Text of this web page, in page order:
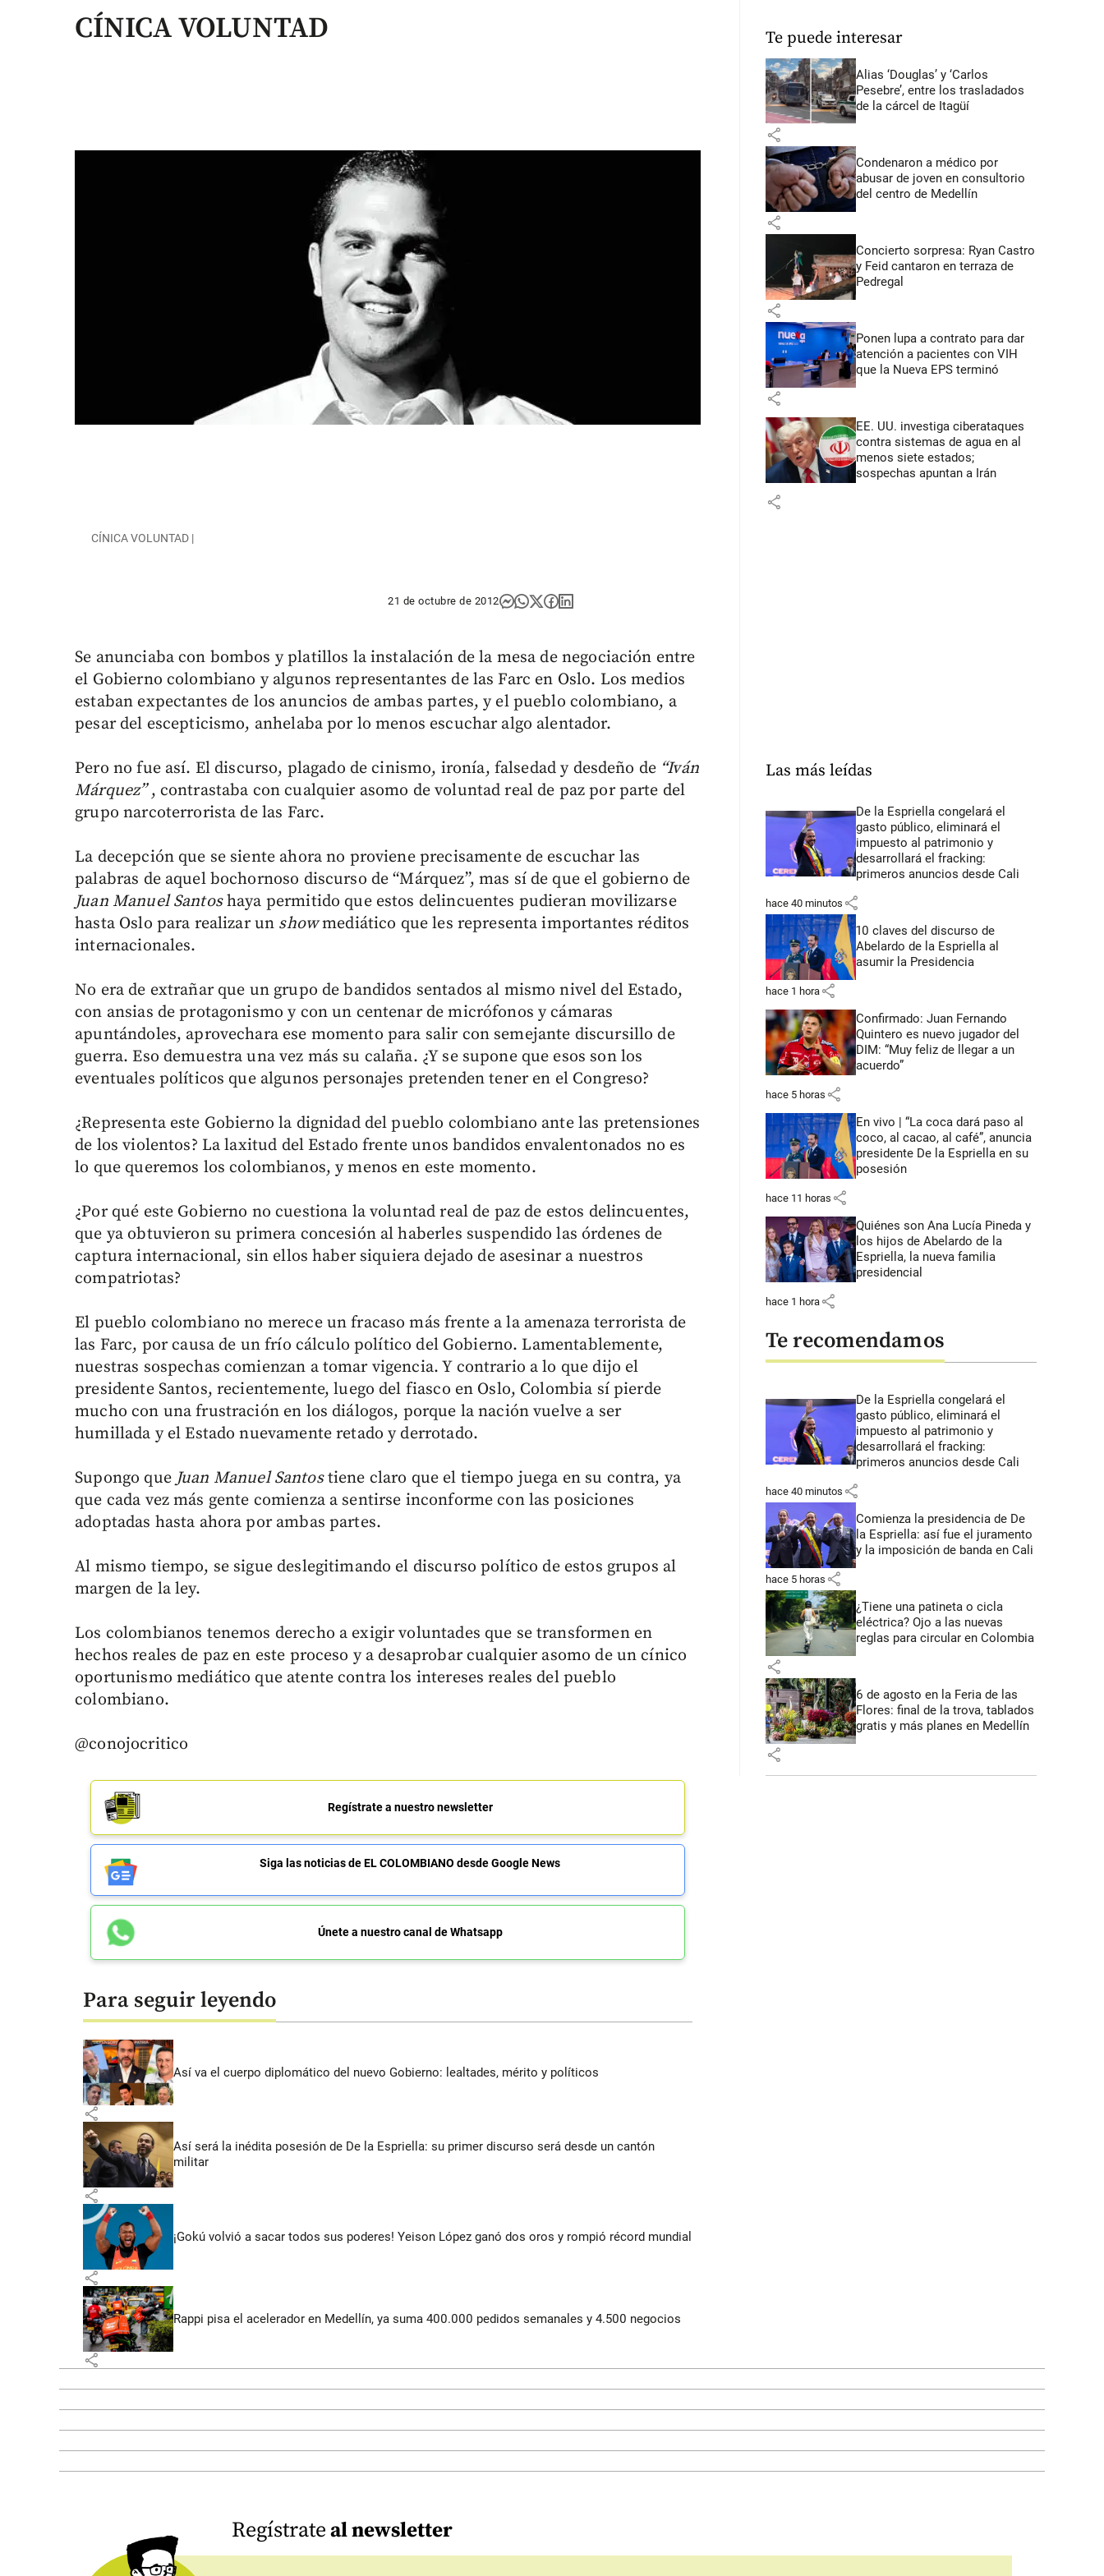
CÍNICA VOLUNTAD
CÍNICA VOLUNTAD |
21 de octubre de 2012
Se anunciaba con bombos y platillos la instalación de la mesa de negociación entre
el Gobierno colombiano y algunos representantes de las Farc en Oslo. Los medios
estaban expectantes de los anuncios de ambas partes, y el pueblo colombiano, a
pesar del escepticismo, anhelaba por lo menos escuchar algo alentador.
Pero no fue así. El discurso, plagado de cinismo, ironía, falsedad y desdeño de “Iván
Márquez”, contrastaba con cualquier asomo de voluntad real de paz por parte del
grupo narcoterrorista de las Farc.
La decepción que se siente ahora no proviene precisamente de escuchar las
palabras de aquel bochornoso discurso de “Márquez”, mas sí de que el gobierno de
Juan Manuel Santoshaya permitido que estos delincuentes pudieran movilizarse
hasta Oslo para realizar un showmediático que les representa importantes réditos
internacionales.
No era de extrañar que un grupo de bandidos sentados al mismo nivel del Estado,
con ansias de protagonismo y con un centenar de micrófonos y cámaras
apuntándoles, aprovechara ese momento para salir con semejante discursillo de
guerra. Eso demuestra una vez más su calaña. ¿Y se supone que esos son los
eventuales políticos que algunos personajes pretenden tener en el Congreso?
¿Representa este Gobierno la dignidad del pueblo colombiano ante las pretensiones
de los violentos? La laxitud del Estado frente unos bandidos envalentonados no es
lo que queremos los colombianos, y menos en este momento.
¿Por qué este Gobierno no cuestiona la voluntad real de paz de estos delincuentes,
que ya obtuvieron su primera concesión al haberles suspendido las órdenes de
captura internacional, sin ellos haber siquiera dejado de asesinar a nuestros
compatriotas?
El pueblo colombiano no merece un fracaso más frente a la amenaza terrorista de
las Farc, por causa de un frío cálculo político del Gobierno. Lamentablemente,
nuestras sospechas comienzan a tomar vigencia. Y contrario a lo que dijo el
presidente Santos, recientemente, luego del fiasco en Oslo, Colombia sí pierde
mucho con una frustración en los diálogos, porque la nación vuelve a ser
humillada y el Estado nuevamente retado y derrotado.
Supongo queJuan Manuel Santostiene claro que el tiempo juega en su contra, ya
que cada vez más gente comienza a sentirse inconforme con las posiciones
adoptadas hasta ahora por ambas partes.
Al mismo tiempo, se sigue deslegitimando el discurso político de estos grupos al
margen de la ley.
Los colombianos tenemos derecho a exigir voluntades que se transformen en
hechos reales de paz en este proceso y a desaprobar cualquier asomo de un cínico
oportunismo mediático que atente contra los intereses reales del pueblo
colombiano.
@conojocritico
Regístrate a nuestro newsletter
Siga las noticias de EL COLOMBIANO desde Google News
Únete a nuestro canal de Whatsapp
Para seguir leyendo
Así va el cuerpo diplomático del nuevo Gobierno: lealtades, mérito y políticos
share
Así será la inédita posesión de De la Espriella: su primer discurso será desde un cantón
militar
share
¡Gokú volvió a sacar todos sus poderes! Yeison López ganó dos oros y rompió récord mundial
share
Rappi pisa el acelerador en Medellín, ya suma 400.000 pedidos semanales y 4.500 negocios
share
Te puede interesar
Alias ‘Douglas’ y ‘Carlos
Pesebre’, entre los trasladados
de la cárcel de Itagüí
share
Condenaron a médico por
abusar de joven en consultorio
del centro de Medellín
share
Concierto sorpresa: Ryan Castro
y Feid cantaron en terraza de
Pedregal
share
Ponen lupa a contrato para dar
atención a pacientes con VIH
que la Nueva EPS terminó
share
EE. UU. investiga ciberataques
contra sistemas de agua en al
menos siete estados;
sospechas apuntan a Irán
share
Las más leídas
De la Espriella congelará el
gasto público, eliminará el
impuesto al patrimonio y
desarrollará el fracking:
primeros anuncios desde Cali
hace 40 minutos share
10 claves del discurso de
Abelardo de la Espriella al
asumir la Presidencia
hace 1 hora share
Confirmado: Juan Fernando
Quintero es nuevo jugador del
DIM: “Muy feliz de llegar a un
acuerdo”
hace 5 horas share
En vivo | “La coca dará paso al
coco, al cacao, al café”, anuncia
presidente De la Espriella en su
posesión
hace 11 horas share
Quiénes son Ana Lucía Pineda y
los hijos de Abelardo de la
Espriella, la nueva familia
presidencial
hace 1 hora share
Te recomendamos
De la Espriella congelará el
gasto público, eliminará el
impuesto al patrimonio y
desarrollará el fracking:
primeros anuncios desde Cali
hace 40 minutos share
Comienza la presidencia de De
la Espriella: así fue el juramento
y la imposición de banda en Cali
hace 5 horas share
¿Tiene una patineta o cicla
eléctrica? Ojo a las nuevas
reglas para circular en Colombia
share
6 de agosto en la Feria de las
Flores: final de la trova, tablados
gratis y más planes en Medellín
share
Regístrateal newsletter